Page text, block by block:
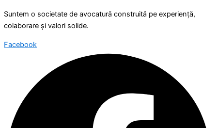
Suntem o societate de avocatură construită pe experiență,
colaborare și valori solide.
Facebook